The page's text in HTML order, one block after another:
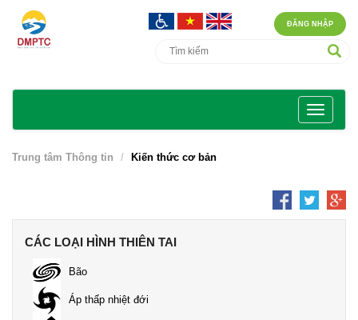
ĐĂNG NHẬP
Trung tâm Thông tin Kiến thức cơ bản
CÁC LOẠI HÌNH THIÊN TAI
Bão
Áp thấp nhiệt đới